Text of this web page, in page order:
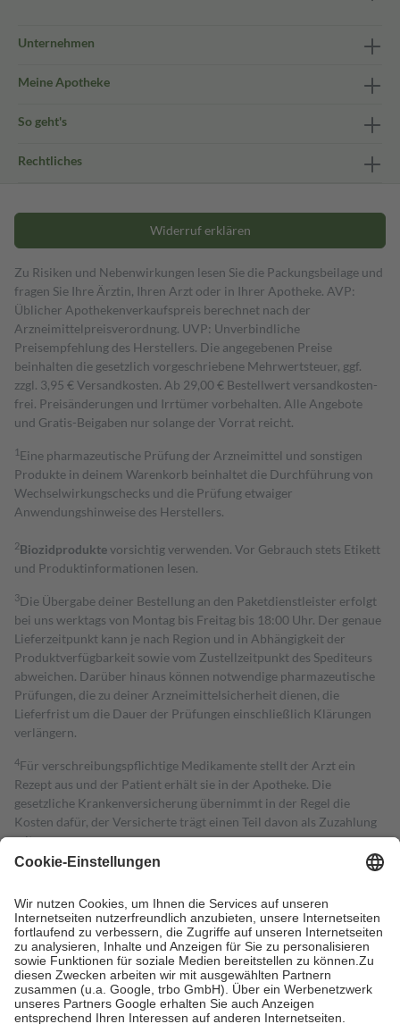
Unternehmen
Meine Apotheke
So geht's
Rechtliches
Widerruf erklären
Zu Risiken und Nebenwirkungen lesen Sie die Packungsbeilage und
fragen Sie Ihre Ärztin, Ihren Arzt oder in Ihrer Apotheke. AVP:
Üblicher Apothekenverkaufspreis berechnet nach der
Arzneimittelpreisverordnung. UVP: Unverbindliche
Preisempfehlung des Herstellers. Die angegebenen Preise
beinhalten die gesetzlich vorgeschriebene Mehrwertsteuer, ggf.
zzgl. 3,95 € Versandkosten. Ab 29,00 € Bestell­wert versand­kosten­
frei. Preisänderungen und Irrtümer vorbehalten. Alle Angebote
und Gratis-Beigaben nur solange der Vorrat reicht.
1 Eine pharmazeutische Prüfung der Arzneimittel und sonstigen
Produkte in deinem Warenkorb beinhaltet die Durchführung von
Wechselwirkungschecks und die Prüfung etwaiger
Anwendungshinweise des Herstellers.
2Biozidproduktevorsichtig verwenden. Vor Gebrauch stets Etikett
und Produktinformationen lesen.
3Die Übergabe deiner Bestellung an den Paketdienstleister erfolgt
bei uns werktags von Montag bis Freitag bis 18:00 Uhr. Der genaue
Lieferzeitpunkt kann je nach Region und in Abhängigkeit der
Produktverfügbarkeit sowie vom Zustellzeitpunkt des Spediteurs
abweichen. Darüber hinaus können notwendige pharmazeutische
Prüfungen, die zu deiner Arzneimittelsicherheit dienen, die
Lieferfrist um die Dauer der Prüfungen einschließlich Klärungen
verlängern.
4Für verschreibungspflichtige Medikamente stellt der Arzt ein
Rezept aus und der Patient erhält sie in der Apotheke. Die
gesetzliche Krankenversicherung übernimmt in der Regel die
Kosten dafür, der Versicherte trägt einen Teil davon als Zuzahlung
mit.
Grundsätzlich leisten Mitglieder Zuzahlungen in Höhe von zehn
höchstens zehn Euro.
Es sind jedoch nie mehr als die tatsächlichen
Kosten der Leistung zu entrichten.
Diese Regeln gelten grundsätzlich auch für Online-Apotheken.
Bei Heilmitteln und häuslicher Krankenpflege beträgt die
Zuzahlung zehn Prozent der Kosten sowie zehn Euro je
Verordnung.
Um das Engagement der Versicherten für ihre eigene Gesundheit zu